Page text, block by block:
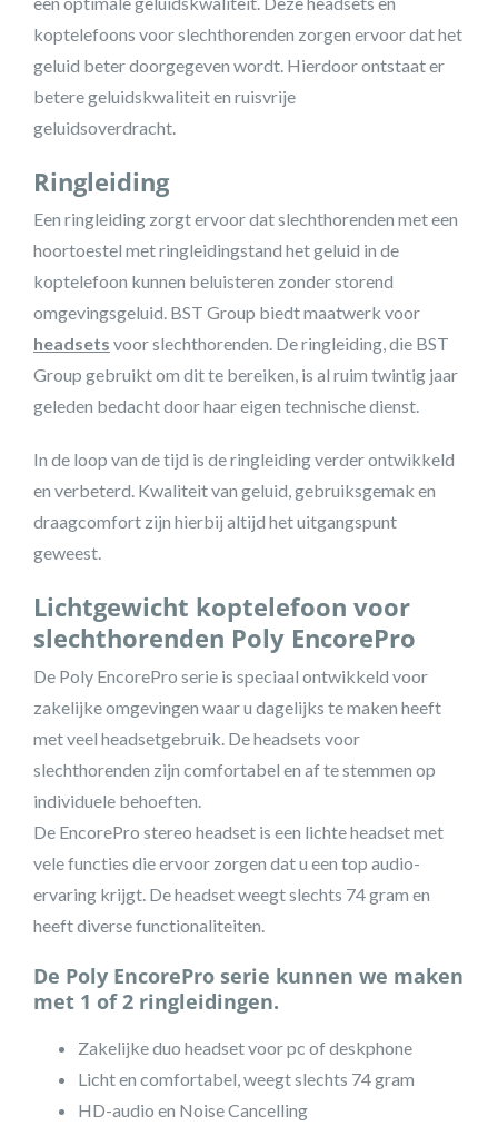
koptelefoons voor slechthorenden zorgen ervoor dat het
geluid beter doorgegeven wordt. Hierdoor ontstaat er
betere geluidskwaliteit en ruisvrije
geluidsoverdracht.
Ringleiding
Een ringleiding zorgt ervoor dat slechthorenden met een
hoortoestel met ringleidingstand het geluid in de
koptelefoon kunnen beluisteren zonder storend
omgevingsgeluid. BST Group biedt maatwerk voor
headsets voor slechthorenden. De ringleiding, die BST
Group gebruikt om dit te bereiken, is al ruim twintig jaar
geleden bedacht door haar eigen technische dienst.
In de loop van de tijd is de ringleiding verder ontwikkeld
en verbeterd. Kwaliteit van geluid, gebruiksgemak en
draagcomfort zijn hierbij altijd het uitgangspunt
geweest.
Lichtgewicht koptelefoon voor
slechthorenden Poly EncorePro
De Poly EncorePro serie is speciaal ontwikkeld voor
zakelijke omgevingen waar u dagelijks te maken heeft
met veel headsetgebruik. De headsets voor
slechthorenden zijn comfortabel en af te stemmen op
individuele behoeften.
De EncorePro stereo headset is een lichte headset met
vele functies die ervoor zorgen dat u een top audio-
ervaring krijgt. De headset weegt slechts 74 gram en
heeft diverse functionaliteiten.
De Poly EncorePro serie kunnen we maken
met 1 of 2 ringleidingen.
Zakelijke duo headset voor pc of deskphone
Licht en comfortabel, weegt slechts 74 gram
HD-audio en Noise Cancelling